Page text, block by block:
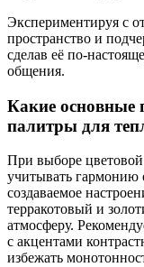
Экспериментируя с
пространство и
сделав её по-
общения.
Какие основные
палитры для
При выборе
учитывать гармонию
создаваемое
терракотовый и
атмосферу.
с акцентами
избежать